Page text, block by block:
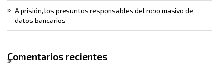
A prisión, los presuntos responsables del robo masivo de
datos bancarios
Comentarios recientes